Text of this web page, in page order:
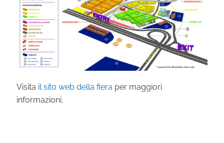
Visita il sito web della fiera per maggiori
informazioni.